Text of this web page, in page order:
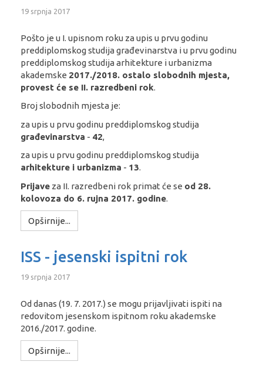
19 srpnja 2017
Pošto je u I. upisnom roku za upis u prvu godinu
preddiplomskog studija građevinarstva i u prvu godinu
preddiplomskog studija arhitekture i urbanizma
akademske 2017./2018. ostalo slobodnih mjesta,
provest će se II. razredbeni rok.
Broj slobodnih mjesta je:
za upis u prvu godinu preddiplomskog studija
građevinarstva - 42,
za upis u prvu godinu preddiplomskog studija
arhitekture i urbanizma - 13.
Prijave za II. razredbeni rok primat će se od 28.
kolovoza do 6. rujna 2017. godine.
Opširnije...
ISS - jesenski ispitni rok
19 srpnja 2017
Od danas (19. 7. 2017.) se mogu prijavljivati ispiti na
redovitom jesenskom ispitnom roku akademske
2016./2017. godine.
Opširnije...